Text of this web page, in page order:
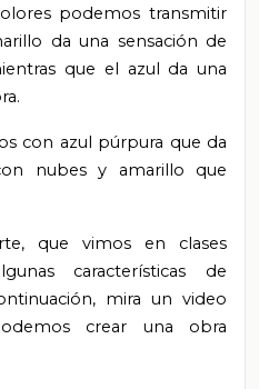
podemos transmitir
da una sensación de
que el azul da una
con azul púrpura que da
nubes y amarillo que
que vimos en clases
características de
mira un video
crear una obra